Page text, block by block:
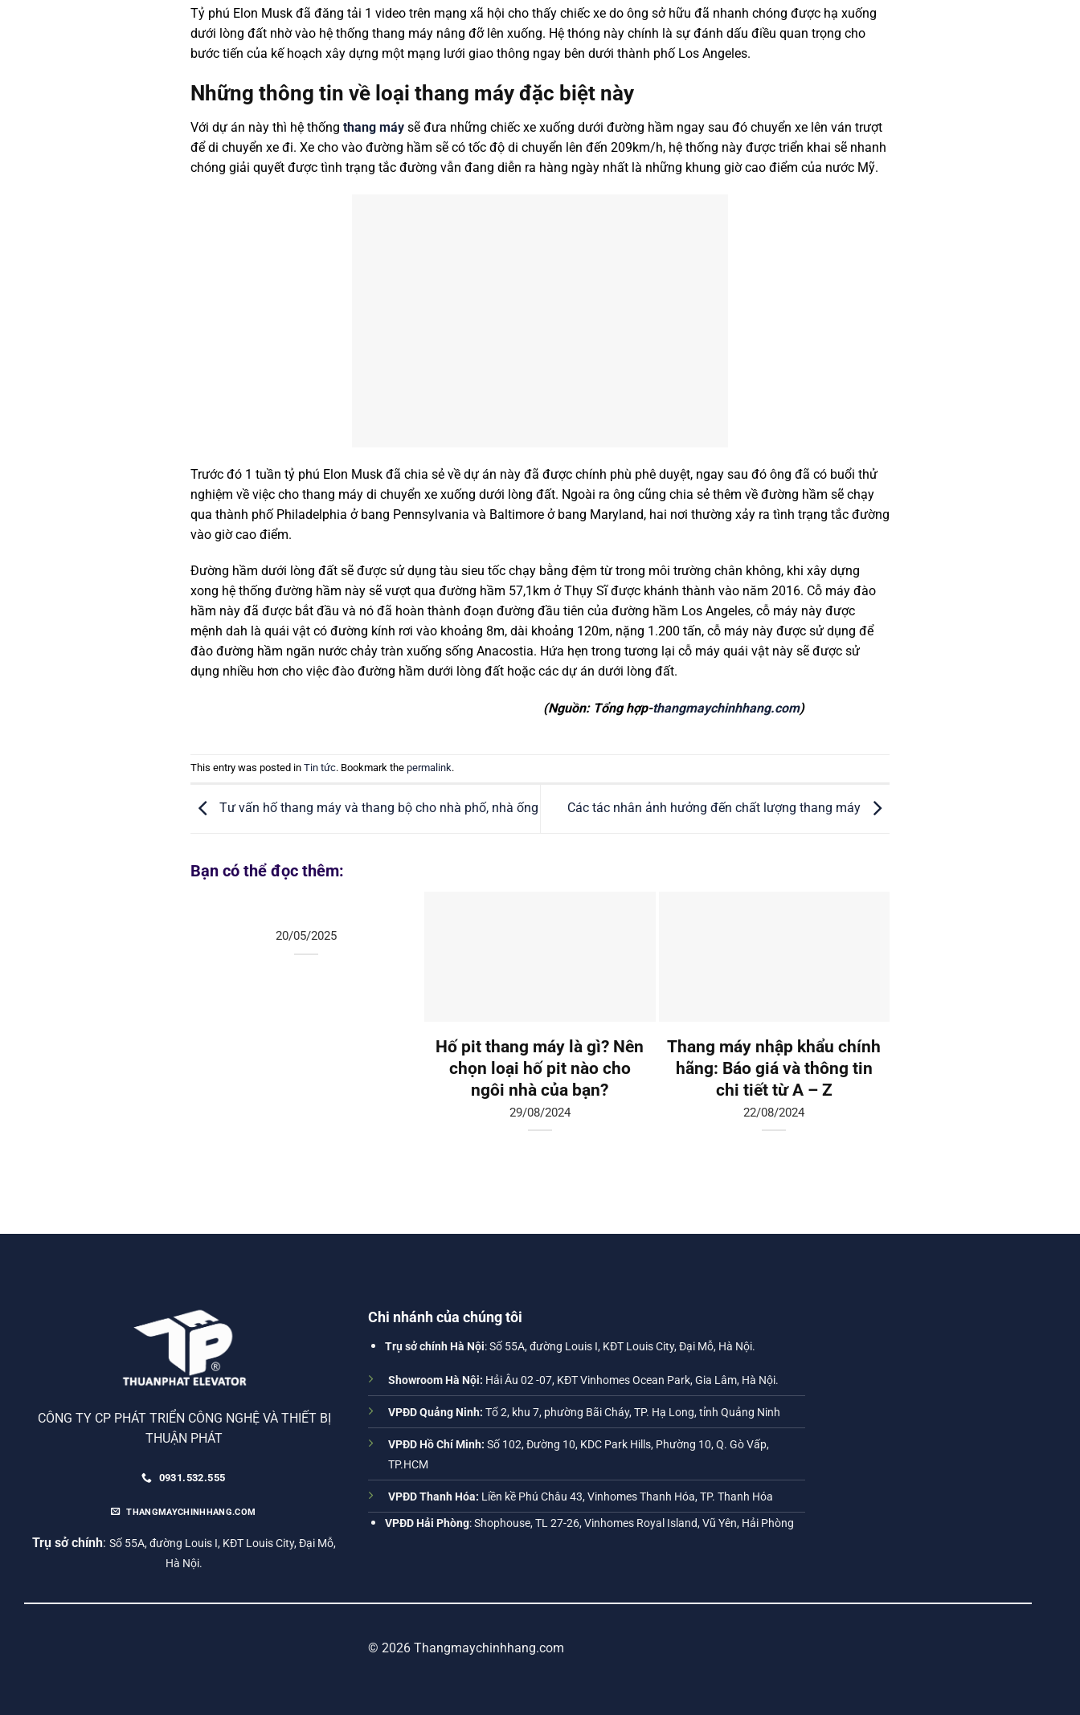
Tỷ phú Elon Musk đã đăng tải 1 video trên mạng xã hội cho thấy chiếc xe do ông sở hữu đã nhanh chóng được hạ xuống
dưới lòng đất nhờ vào hệ thống thang máy nâng đỡ lên xuống. Hệ thóng này chính là sự đánh dấu điều quan trọng cho
bước tiến của kế hoạch xây dựng một mạng lưới giao thông ngay bên dưới thành phố Los Angeles.
Những thông tin về loại thang máy đặc biệt này
Với dự án này thì hệ thống thang máy sẽ đưa những chiếc xe xuống dưới đường hầm ngay sau đó chuyển xe lên ván trượt
để di chuyển xe đi. Xe cho vào đường hầm sẽ có tốc độ di chuyển lên đến 209km/h, hệ thống này được triển khai sẽ nhanh
chóng giải quyết được tình trạng tắc đường vẫn đang diễn ra hàng ngày nhất là những khung giờ cao điểm của nước Mỹ.
Trước đó 1 tuần tỷ phú Elon Musk đã chia sẻ về dự án này đã được chính phù phê duyệt, ngay sau đó ông đã có buổi thử
nghiệm về việc cho thang máy di chuyển xe xuống dưới lòng đất. Ngoài ra ông cũng chia sẻ thêm về đường hầm sẽ chạy
qua thành phố Philadelphia ở bang Pennsylvania và Baltimore ở bang Maryland, hai nơi thường xảy ra tình trạng tắc đường
vào giờ cao điểm.
Đường hầm dưới lòng đất sẽ được sử dụng tàu sieu tốc chạy bằng đệm từ trong môi trường chân không, khi xây dựng
xong hệ thống đường hầm này sẽ vượt qua đường hầm 57,1km ở Thụy Sĩ được khánh thành vào năm 2016. Cỗ máy đào
hầm này đã được bắt đầu và nó đã hoàn thành đoạn đường đầu tiên của đường hầm Los Angeles, cỗ máy này được
mệnh dah là quái vật có đường kính rơi vào khoảng 8m, dài khoảng 120m, nặng 1.200 tấn, cỗ máy này được sử dụng để
đào đường hầm ngăn nước chảy tràn xuống sống Anacostia. Hứa hẹn trong tương lại cỗ máy quái vật này sẽ được sử
dụng nhiều hơn cho việc đào đường hầm dưới lòng đất hoặc các dự án dưới lòng đất.
(Nguồn: Tổng hợp-thangmaychinhhang.com)
This entry was posted in Tin tức. Bookmark the permalink.
Tư vấn hố thang máy và thang bộ cho nhà phố, nhà ống Các tác nhân ảnh hưởng đến chất lượng thang máy
Bạn có thể đọc thêm:
20/05/2025
Hố pit thang máy là gì? Nên
chọn loại hố pit nào cho
ngôi nhà của bạn?
29/08/2024
Thang máy nhập khẩu chính
hãng: Báo giá và thông tin
chi tiết từ A – Z
22/08/2024
CÔNG TY CP PHÁT TRIỂN CÔNG NGHỆ VÀ THIẾT BỊ
THUẬN PHÁT
0931.532.555
THANGMAYCHINHHANG.COM
Trụ sở chính: Số 55A, đường Louis I, KĐT Louis City, Đại Mỗ,
Hà Nội.
Chi nhánh của chúng tôi
Trụ sở chính Hà Nội: Số 55A, đường Louis I, KĐT Louis City, Đại Mỗ, Hà Nội.
Showroom Hà Nội: Hải Âu 02 -07, KĐT Vinhomes Ocean Park, Gia Lâm, Hà Nội.
VPĐD Quảng Ninh: Tổ 2, khu 7, phường Bãi Cháy, TP. Hạ Long, tỉnh Quảng Ninh
VPĐD Hồ Chí Minh: Số 102, Đường 10, KDC Park Hills, Phường 10, Q. Gò Vấp,
TP.HCM
VPĐD Thanh Hóa: Liền kề Phú Châu 43, Vinhomes Thanh Hóa, TP. Thanh Hóa
VPĐD Hải Phòng: Shophouse, TL 27-26, Vinhomes Royal Island, Vũ Yên, Hải Phòng
© 2026 Thangmaychinhhang.com